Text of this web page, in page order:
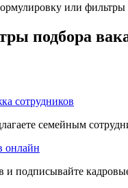
или фильтры
подбора
сотрудников
семейным
онлайн
и подписывайте